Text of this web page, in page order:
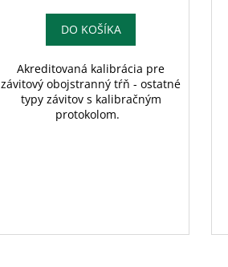
DO KOŠÍKA
Akreditovaná kalibrácia pre
závitový obojstranný tŕň - ostatné
typy závitov s kalibračným
protokolom.